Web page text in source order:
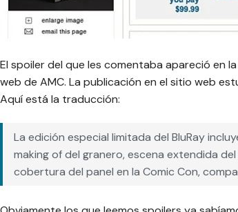
El spoiler del que les comentaba apareció en
web de AMC. La publicación en el sitio web
Aquí está la traducción:
La edición especial limitada del BluRay
making of del granero, escena extendida
cobertura del panel en la Comic Con,